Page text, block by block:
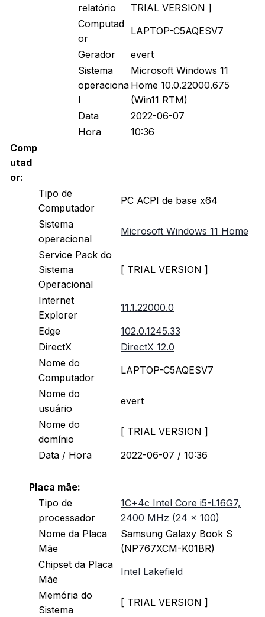
relatório
TRIAL VERSION ]
Computad
or
LAPTOP-C5AQESV7
Gerador
evert
Sistema
operaciona
l
Microsoft Windows 11
Home 10.0.22000.675
(Win11 RTM)
Data
2022-06-07
Hora
10:36
Comp
utad
or:
Tipo de
Computador
PC ACPI de base x64
Sistema
operacional
Microsoft Windows 11 Home
Service Pack do
Sistema
Operacional
[ TRIAL VERSION ]
Internet
Explorer
11.1.22000.0
Edge
102.0.1245.33
DirectX
DirectX 12.0
Nome do
Computador
LAPTOP-C5AQESV7
Nome do
usuário
evert
Nome do
domínio
[ TRIAL VERSION ]
Data / Hora
2022-06-07 / 10:36
Placa mãe:
Tipo de
processador
1C+4c Intel Core i5-L16G7,
2400 MHz (24 x 100)
Nome da Placa
Mãe
Samsung Galaxy Book S
(NP767XCM-K01BR)
Chipset da Placa
Mãe
Intel Lakefield
Memória do
Sistema
[ TRIAL VERSION ]